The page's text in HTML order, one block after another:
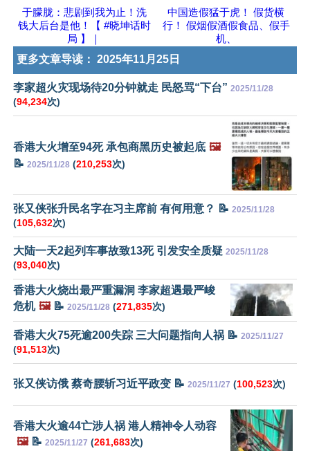
于朦胧：悲剧到我为止！洗
钱大后台是他！【 #晓坤话时
局 】｜
中国造假猛于虎！ 假货横
行！ 假烟假酒假食品、假手
机、
更多文章导读： 2025年11月25日
李家超火灾现场待20分钟就走 民怒骂“下台” 2025/11/28
(94,234次)
香港大火增至94死 承包商黑历史被起底 🖼️
📝 2025/11/28 (210,253次)
张又侠张升民名字在习主席前 有何用意？ 📝 2025/11/28
(105,632次)
大陆一天2起列车事故致13死 引发安全质疑 2025/11/28
(93,040次)
香港大火烧出最严重漏洞 李家超遇最严峻
危机 🖼️📝 2025/11/28 (271,835次)
香港大火75死逾200失踪 三大问题指向人祸 📝 2025/11/27
(91,513次)
张又侠访俄 蔡奇腰斩习近平政变 📝 2025/11/27 (100,523次)
香港大火逾44亡涉人祸 港人精神令人动容
🖼️📝 2025/11/27 (261,683次)